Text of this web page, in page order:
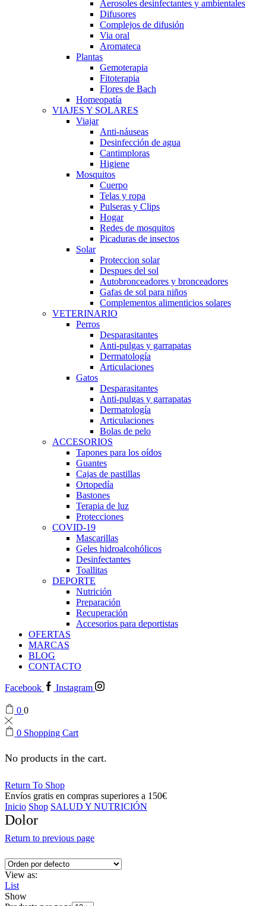
Aerosoles desinfectantes y ambientales
Difusores
Complejos de difusión
Via oral
Aromateca
Plantas
Gemoterapia
Fitoterapia
Flores de Bach
Homeopatía
VIAJES Y SOLARES
Viajar
Anti-náuseas
Desinfección de agua
Cantimploras
Higiene
Mosquitos
Cuerpo
Telas y ropa
Pulseras y Clips
Hogar
Redes de mosquitos
Picaduras de insectos
Solar
Proteccion solar
Despues del sol
Autobronceadores y bronceadores
Gafas de sol para niños
Complementos alimenticios solares
VETERINARIO
Perros
Desparasitantes
Anti-pulgas y garrapatas
Dermatología
Articulaciones
Gatos
Desparasitantes
Anti-pulgas y garrapatas
Dermatología
Articulaciones
Bolas de pelo
ACCESORIOS
Tapones para los oídos
Guantes
Cajas de pastillas
Ortopedía
Bastones
Terapia de luz
Protecciones
COVID-19
Mascarillas
Geles hidroalcohólicos
Desinfectantes
Toallitas
DEPORTE
Nutrición
Preparación
Recuperación
Accesorios para deportistas
OFERTAS
MARCAS
BLOG
CONTACTO
Facebook Instagram
0 0
0 Shopping Cart
No products in the cart.
Return To Shop
Envíos gratis en compras superiores a 150€
Inicio Shop SALUD Y NUTRICIÓN
Dolor
Return to previous page
View as:
List
Show